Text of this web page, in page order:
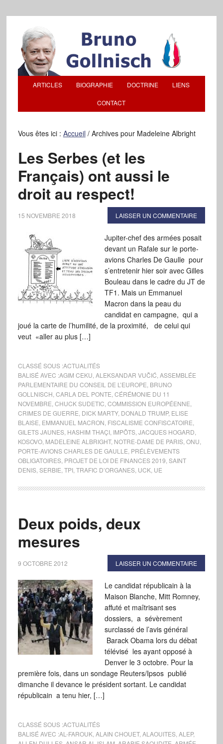
ARTICLES BIOGRAPHIE DOCTRINE LIENS
CONTACT
Vous êtes ici : Accueil /Archives pour Madeleine Albright
Les Serbes (et les
Français) ont aussi le
droit au respect!
15 NOVEMBRE 2018 LAISSER UN COMMENTAIRE
Jupiter-chef des armées posait
devant un Rafale sur le porte-
avions Charles De Gaulle pour
s’entretenir hier soir avec Gilles
Bouleau dans le cadre du JT de
TF1. Mais un Emmanuel
Macron dans la peau du
candidat en campagne, qui a
joué la carte de l’humilité, de la proximité, de celui qui
veut «aller au plus […]
CLASSÉ SOUS :ACTUALITÉS
BALISÉ AVEC :AGIM CEKU ALEKSANDAR VUČIĆ ASSEMBLÉE
PARLEMENTAIRE DU CONSEIL DE L’EUROPE BRUNO
GOLLNISCH CARLA DEL PONTE CÉRÉMONIE DU 11
NOVEMBRE CHUCK SUDETIC COMMISSION EUROPÉENNE
CRIMES DE GUERRE DICK MARTY, DONALD TRUMP, ELISE
BLAISE EMMANUEL MACRON FISCALISME CONFISCATOIRE
GILETS JAUNES, HASHIM THAÇI, IMPÔTS, JACQUES HOGARD
KOSOVO, MADELEINE ALBRIGHT, NOTRE-DAME DE PARIS, ONU
PORTE-AVIONS CHARLES DE GAULLE PRÉLÈVEMENTS
OBLIGATOIRES, PROJET DE LOI DE FINANCES 2019 SAINT
DENIS, SERBIE TPI, TRAFIC D’ORGANES, UCK, UE
Deux poids, deux
mesures
9 OCTOBRE 2012 LAISSER UN COMMENTAIRE
Le candidat républicain à la
Maison Blanche, Mitt Romney,
affuté et maîtrisant ses
dossiers, a sévèrement
surclassé de l’avis général
Barack Obama lors du débat
télévisé les ayant opposé à
Denver le 3 octobre. Pour la
première fois, dans un sondage Reuters/Ipsos publié
dimanche il devance le président sortant. Le candidat
républicain a tenu hier, […]
CLASSÉ SOUS :ACTUALITÉS
BALISÉ AVEC :AL-FAROUK, ALAIN CHOUET, ALAOUITES, ALEP,